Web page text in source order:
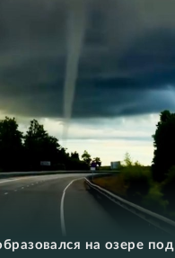
на озере под